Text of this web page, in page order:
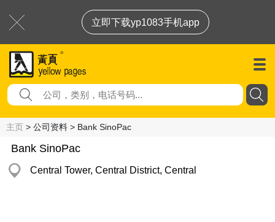
立即下载yp1083手机app
主页 > 公司资料 > Bank SinoPac
Bank SinoPac
Central Tower, Central District, Central